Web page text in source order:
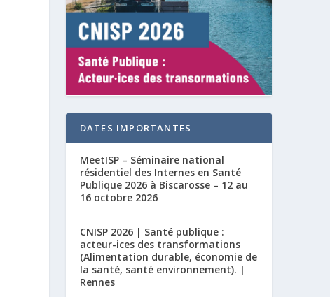
DATES IMPORTANTES
MeetISP – Séminaire national
résidentiel des Internes en Santé
Publique 2026 à Biscarosse – 12 au
16 octobre 2026
CNISP 2026 | Santé publique :
acteur-ices des transformations
(Alimentation durable, économie de
la santé, santé environnement). |
Rennes